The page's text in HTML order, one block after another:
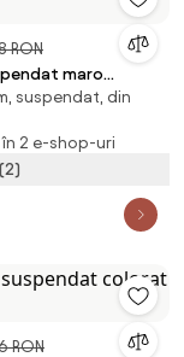
RON
maro
suspendat, din
2 e-shop-uri
(2)
RON